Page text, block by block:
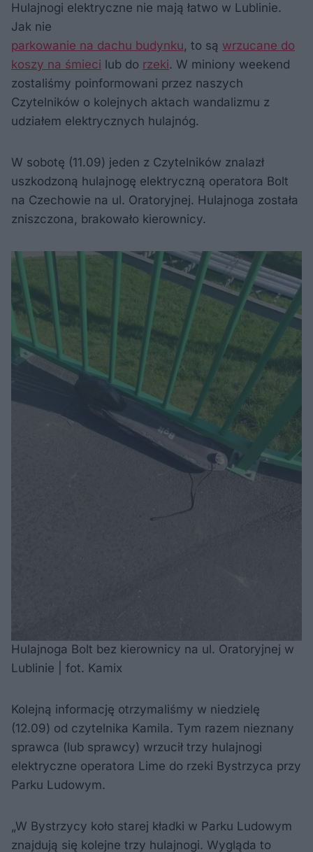
Hulajnogi elektryczne nie mają łatwo w Lublinie.
Jak nie
parkowanie na dachu budynku, to są wrzucane do
koszy na śmieci lub do rzeki. W miniony weekend
zostaliśmy poinformowani przez naszych
Czytelników o kolejnych aktach wandalizmu z
udziałem elektrycznych hulajnóg.
W sobotę (11.09) jeden z Czytelników znalazł
uszkodzoną hulajnogę elektryczną operatora Bolt
na Czechowie na ul. Oratoryjnej. Hulajnoga została
zniszczona, brakowało kierownicy.
Hulajnoga Bolt bez kierownicy na ul. Oratoryjnej w
Lublinie | fot. Kamix
Kolejną informację otrzymaliśmy w niedzielę
(12.09) od czytelnika Kamila. Tym razem nieznany
sprawca (lub sprawcy) wrzucił trzy hulajnogi
elektryczne operatora Lime do rzeki Bystrzyca przy
Parku Ludowym.
„W Bystrzycy koło starej kładki w Parku Ludowym
znajdują się kolejne trzy hulajnogi. Wygląda to